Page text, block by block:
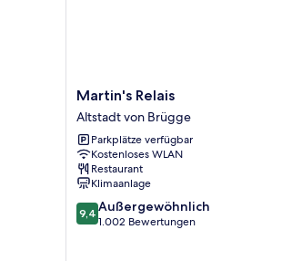
Martin's
Relais
Altstadt
von
Brügge
Martin's Relais
Altstadt von Brügge
Parkplätze verfügbar
Kostenloses WLAN
Restaurant
Klimaanlage
9.4
von
9,4 Außergewöhnlich
1.002 Bewertungen